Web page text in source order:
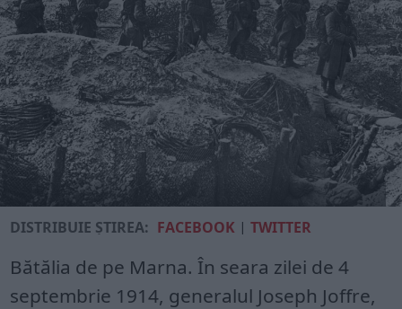
DISTRIBUIE ȘTIREA: FACEBOOK |TWITTER
Bătălia de pe Marna. În seara zilei de 4
septembrie 1914, generalul Joseph Joffre,